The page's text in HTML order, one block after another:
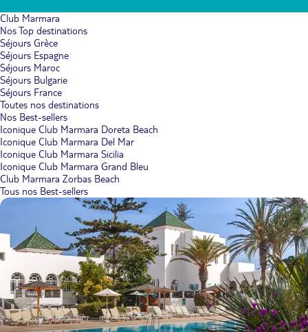
Club Marmara
Nos Top destinations
Séjours Grèce
Séjours Espagne
Séjours Maroc
Séjours Bulgarie
Séjours France
Toutes nos destinations
Nos Best-sellers
Iconique Club Marmara Doreta Beach
Iconique Club Marmara Del Mar
Iconique Club Marmara Sicilia
Iconique Club Marmara Grand Bleu
Club Marmara Zorbas Beach
Tous nos Best-sellers